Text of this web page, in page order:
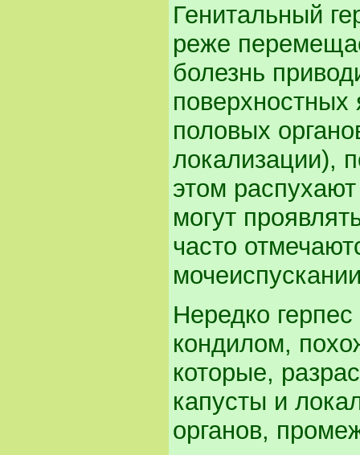
Генитальный
реже
болезнь
поверхностных
половых
локализации),
этом
могут
часто
Нередко
кондилом,
которые,
капусты и
органов,